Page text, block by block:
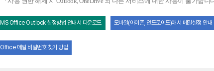
MS Office Outlook 설정방법 안내서 다운로드 모바일(아이폰, 안드로이드)애서 메일설정 안내
Office 메일 비밀번호 찾기 방법